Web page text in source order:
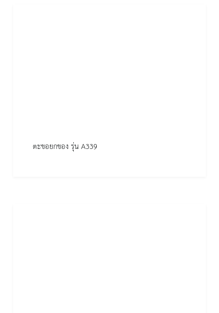
ตะขอยกของ รุ่น A339